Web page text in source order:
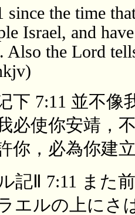
since the time
Israel, and
Also the Lord
下 7:11 並不像
必使你安靖，
你，必為你建
記Ⅱ 7:11 また
エルの上にさ